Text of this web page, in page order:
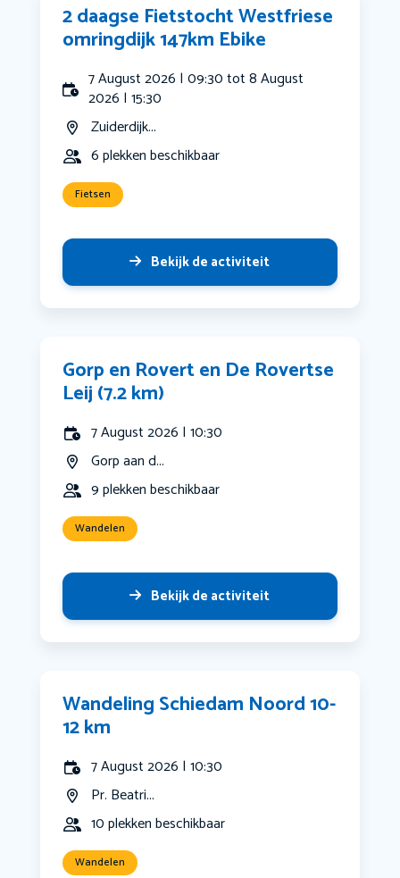
2 daagse Fietstocht Westfriese
omringdijk 147km Ebike
7 August 2026 | 09:30 tot 8 August
2026 | 15:30
Zuiderdijk...
6 plekken beschikbaar
Fietsen
Bekijk de activiteit
Gorp en Rovert en De Rovertse
Leij (7.2 km)
7 August 2026 | 10:30
Gorp aan d...
9 plekken beschikbaar
Wandelen
Bekijk de activiteit
Wandeling Schiedam Noord 10-
12 km
7 August 2026 | 10:30
Pr. Beatri...
10 plekken beschikbaar
Wandelen